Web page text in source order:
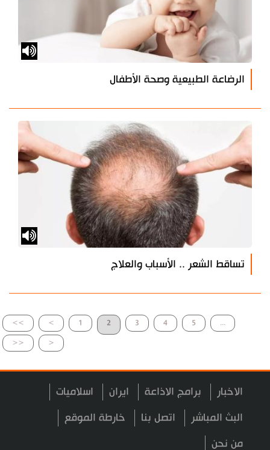
الرضاعة الطبيعية وصحة الأطفال
تساقط الشعر .. الأسباب والعلاج
>> > 1 2 3 4 5 ...
<
<<
الاخبار برامج الاذاعة ايران اسلاميات
البث المباشر اتصل بنا خارطة الموقع
من نحن